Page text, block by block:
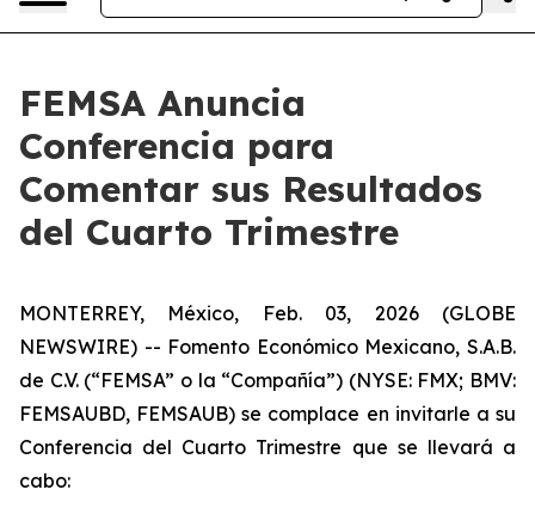
FEMSA Anuncia
Conferencia para
Comentar sus Resultados
del Cuarto Trimestre
MONTERREY, México, Feb. 03, 2026 (GLOBE
NEWSWIRE) -- Fomento Económico Mexicano, S.A.B.
de C.V. (“FEMSA” o la “Compañía”) (NYSE: FMX; BMV:
FEMSAUBD, FEMSAUB) se complace en invitarle a su
Conferencia del Cuarto Trimestre que se llevará a
cabo: